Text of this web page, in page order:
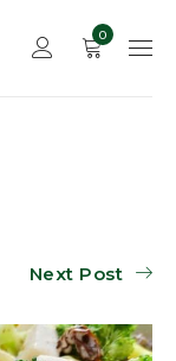
0
Next Post